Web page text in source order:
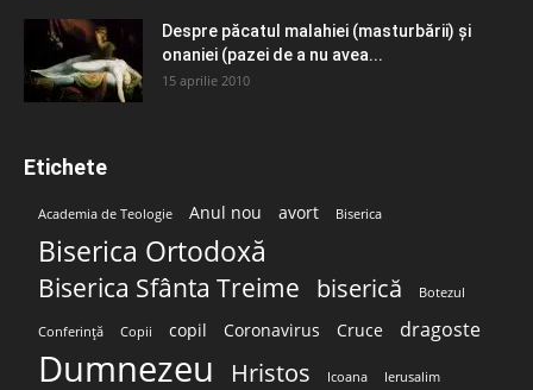
Despre păcatul malahiei (masturbării) şi
onaniei (pazei de a nu avea...
15 aprilie 2010
Etichete
Academia de Teologie Anul nou avort Biserica
Biserica Ortodoxă
Biserica Sfânta Treime biserică Botezul
Conferință Copii copil Coronavirus Cruce dragoste
Dumnezeu Hristos Icoana Ierusalim